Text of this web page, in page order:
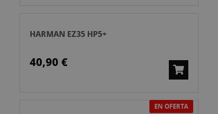
HARMAN EZ35 HP5+
40,90 €
EN OFERTA